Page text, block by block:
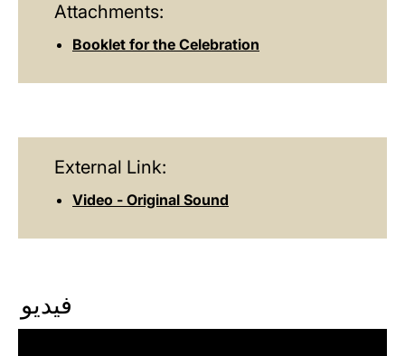
Attachments:
Booklet for the Celebration
External Link:
Video - Original Sound
فيديو